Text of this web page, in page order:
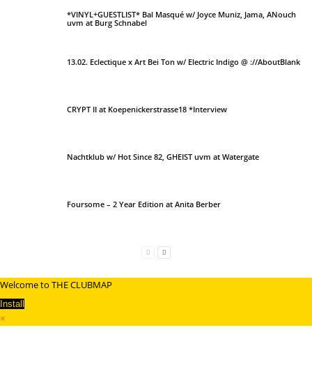
*VINYL+GUESTLIST* Bal Masqué w/ Joyce Muniz, Jama, ANouch
uvm at Burg Schnabel
13.02. Eclectique x Art Bei Ton w/ Electric Indigo @ ://AboutBlank
CRYPT II at Koepenickerstrasse18 *Interview
Nachtklub w/ Hot Since 82, GHEIST uvm at Watergate
Foursome – 2 Year Edition at Anita Berber
Welcome to THE CLUBMAP
Install
×